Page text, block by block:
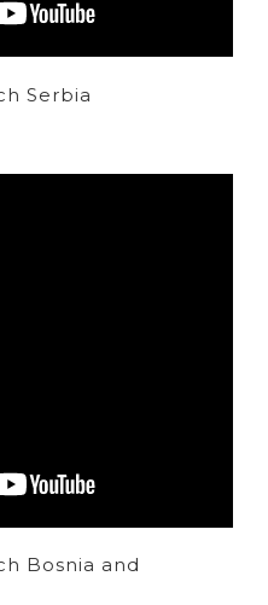
Serbia
Bosnia and